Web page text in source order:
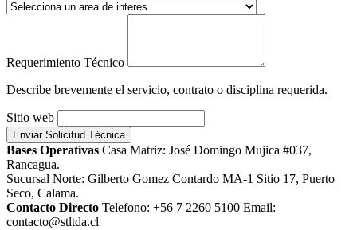
Requerimiento Técnico
Describe brevemente el servicio, contrato o disciplina requerida.
Sitio web
Enviar Solicitud Técnica
Bases Operativas Casa Matriz: José Domingo Mujica #037,
Rancagua.
Sucursal Norte: Gilberto Gomez Contardo MA-1 Sitio 17, Puerto
Seco, Calama.
Contacto Directo Telefono: +56 7 2260 5100 Email:
contacto@stltda.cl